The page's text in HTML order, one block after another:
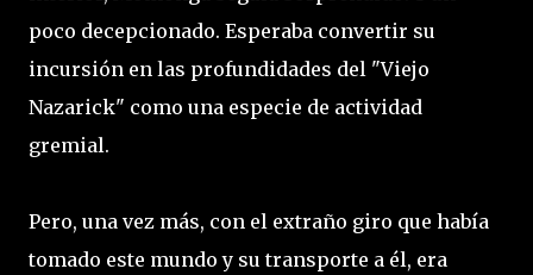
poco decepcionado. Esperaba convertir su
incursión en las profundidades del "Viejo
Nazarick" como una especie de actividad
gremial.
Pero, una vez más, con el extraño giro que había
tomado este mundo y su transporte a él, era